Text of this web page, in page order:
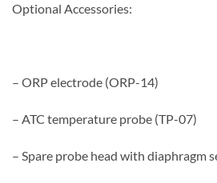
Optional Accessories:
– ORP electrode (ORP-14)
– ATC temperature probe (TP-07)
– Spare probe head with diaphragm